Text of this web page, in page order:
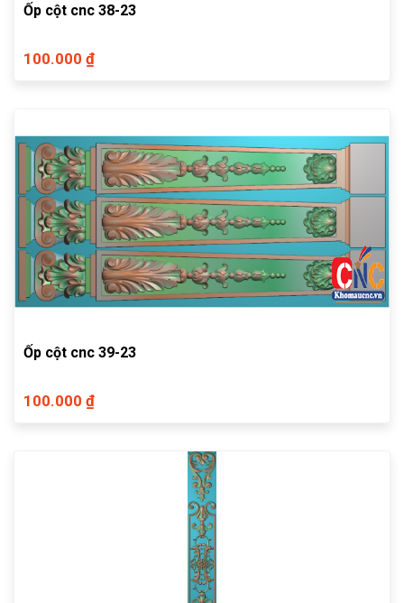
Ốp cột cnc 38-23
100.000 ₫
Ốp cột cnc 39-23
100.000 ₫